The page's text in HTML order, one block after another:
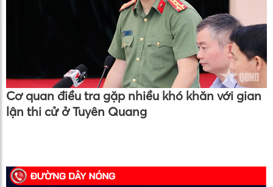
Cơ quan điều tra gặp nhiều khó khăn với gian
lận thi cử ở Tuyên Quang